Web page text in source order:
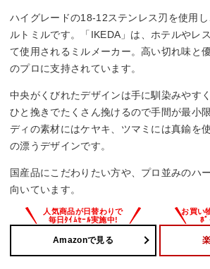
ハイグレードの18-12ステンレス刃を使用
ルトミルです。「IKEDA」は、ホテルやレ
て使用されるミルメーカー。高い切れ味と
のプロに支持されています。
中央がくびれたデザインは手に馴染みやす
ひと挽きでたくさん挽けるので手間が最小
ディの素材にはケヤキ、ツマミには真鍮を
の漂うデザインです。
国産品にこだわりたい方や、プロ並みのハ
向いています。
Amazonで見る